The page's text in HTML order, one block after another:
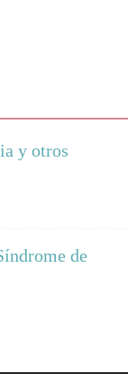
y otros
de